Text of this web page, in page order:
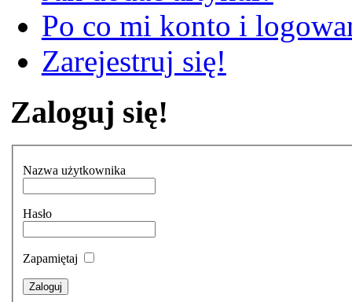
Po co mi konto i
Zarejestruj się!
Zaloguj się!
Nazwa użytkownika
Hasło
Zapamiętaj